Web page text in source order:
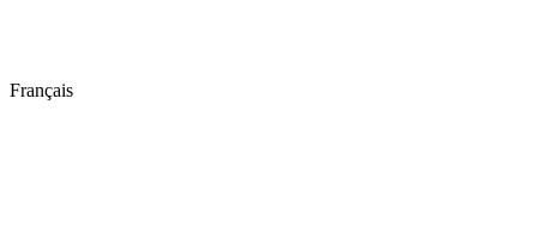
Français